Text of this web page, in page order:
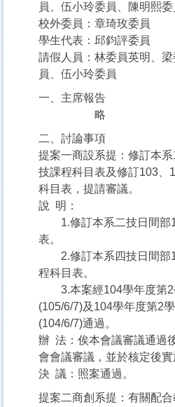
員、伍小玲委員、陳明熙
校外委員：章琦玫委員
學生代表：邱鈞評委員
請假人員：林委員英明、
員、伍小玲委員
一、主席報告
略
二、討論事項
提案一商設系提：修訂本
技課程科目表及修訂103、
科目表，提請審議。
說 明：
1.修訂本系二技日間部
表。
2.修訂本系四技日間部
程科目表。
3.本案經104學年度第2
(105/6/7)及104學年度第2
(104/6/7)通過。
辦 法：俟本會議審議通過
會會議審議，並於核定後實
決 議：照案通過。
提案二商創系提：有關配